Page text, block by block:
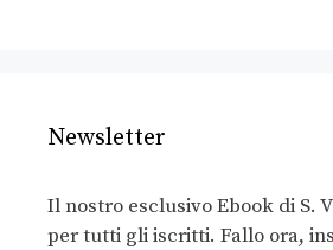
Newsletter
Il nostro esclusivo Ebook di S.
per tutti gli iscritti. Fallo ora,